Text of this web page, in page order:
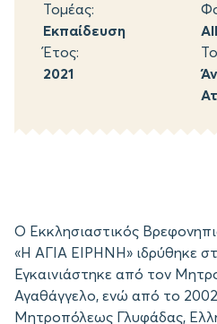
Τομέας:
Εκπαίδευση
Έτος:
2021
Ο Εκκλησιαστικός
«Η ΑΓΙΑ ΕΙΡΗΝΗ» ιδρύθηκε
Εγκαινιάστηκε από τον
Αγαθάγγελο, ενώ από το 2002
Μητροπόλεως Γλυφάδας,